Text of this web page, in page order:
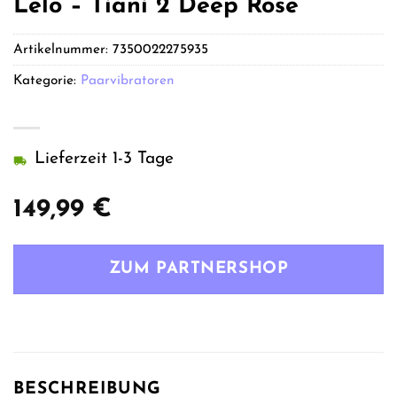
Lelo – Tiani 2 Deep Rose
149,99 €
Lieferzeit 1-3 Tage
ZUM PARTNERSHOP
Artikelnummer: 7350022275935
Kategorie: Paarvibratoren
BESCHREIBUNG